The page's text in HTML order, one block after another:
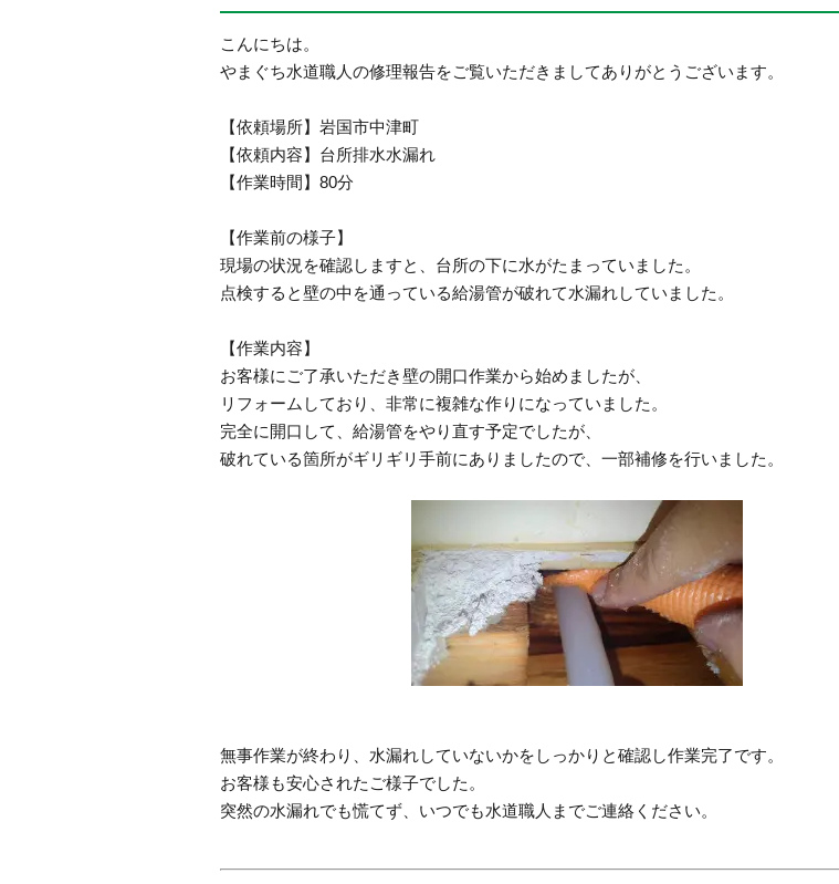
こんにちは。
やまぐち水道職人の修理報告をご覧いただきましてありがとうございます。
【依頼場所】岩国市中津町
【依頼内容】台所排水水漏れ
【作業時間】80分
【作業前の様子】
現場の状況を確認しますと、台所の下に水がたまっていました。
点検すると壁の中を通っている給湯管が破れて水漏れしていました。
【作業内容】
お客様にご了承いただき壁の開口作業から始めましたが、
リフォームしており、非常に複雑な作りになっていました。
完全に開口して、給湯管をやり直す予定でしたが、
破れている箇所がギリギリ手前にありましたので、一部補修を行いました。
無事作業が終わり、水漏れしていないかをしっかりと確認し作業完了です。
お客様も安心されたご様子でした。
突然の水漏れでも慌てず、いつでも水道職人までご連絡ください。